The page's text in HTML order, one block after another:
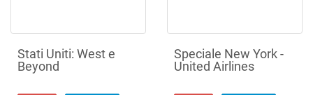
Stati Uniti: West e
Beyond
Speciale New York -
United Airlines